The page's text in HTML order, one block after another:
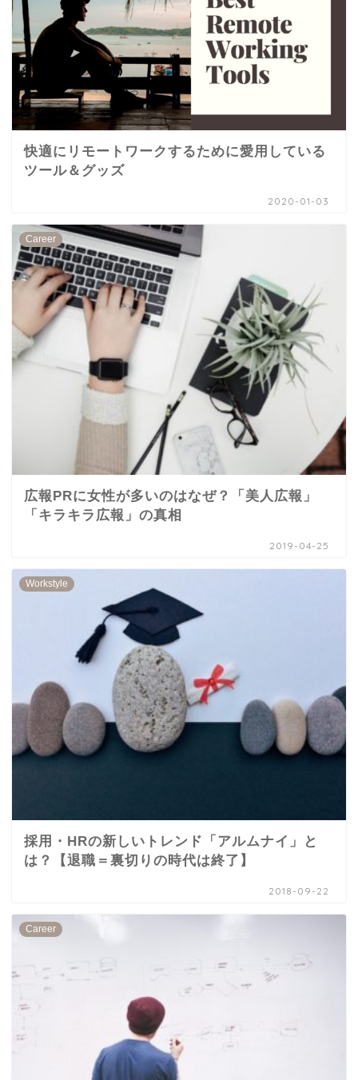
快適にリモートワークするために愛用している
ツール＆グッズ
2020-01-03
Career
広報PRに女性が多いのはなぜ？「美人広報」
「キラキラ広報」の真相
2019-04-25
Workstyle
採用・HRの新しいトレンド「アルムナイ」と
は？【退職＝裏切りの時代は終了】
2018-09-22
Career